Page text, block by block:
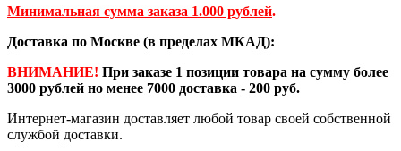
Минимальная сумма заказа 1.000 рублей.
Доставка по Москве (в пределах МКАД):
ВНИМАНИЕ! При заказе 1 позиции товара на сумму более
3000 рублей но менее 7000 доставка - 200 руб.
Интернет-магазин доставляет любой товар своей собственной
службой доставки.